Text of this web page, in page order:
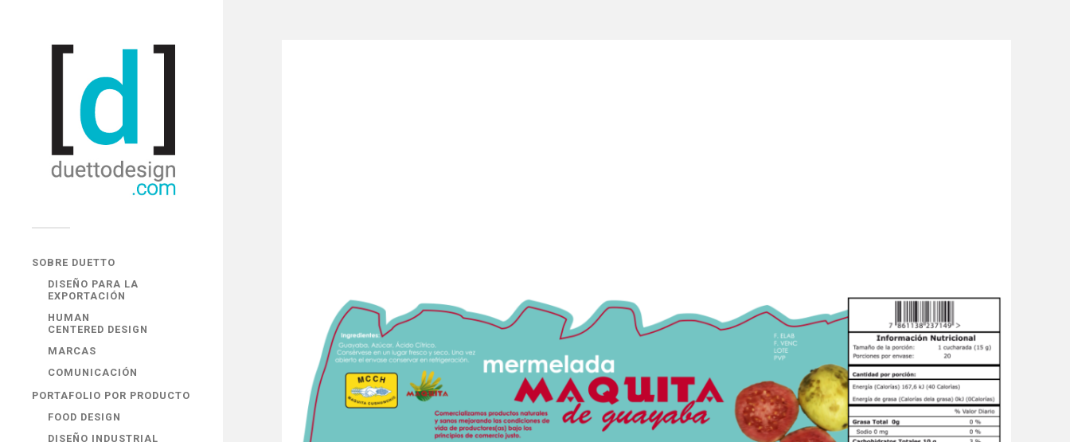
SOBRE DUETTO
DISEÑO PARA LA
EXPORTACIÓN
HUMAN
CENTERED DESIGN
MARCAS
COMUNICACIÓN
PORTAFOLIO POR PRODUCTO
FOOD DESIGN
DISEÑO INDUSTRIAL